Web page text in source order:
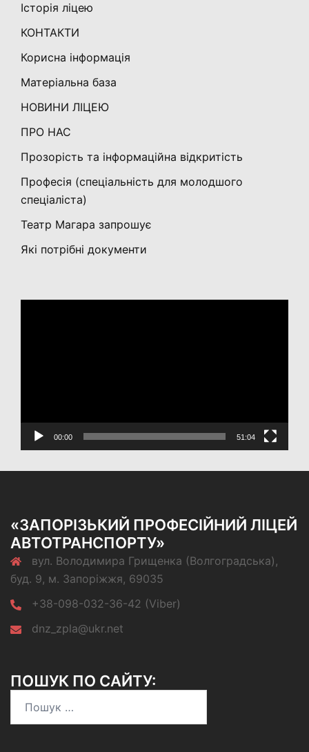
Історія ліцею
КОНТАКТИ
Корисна інформація
Матеріальна база
НОВИНИ ЛІЦЕЮ
ПРО НАС
Прозорість та інформаційна відкритість
Професія (спеціальність для молодшого
спеціаліста)
Театр Магара запрошує
Які потрібні документи
00:00 51:04
«ЗАПОРІЗЬКИЙ ПРОФЕСІЙНИЙ ЛІЦЕЙ
АВТОТРАНСПОРТУ»
вул. Володимира Грищенка (Волгоградська),
буд. 9, м. Запоріжжя, 69035
+38-098-032-36-42 (Viber)
dnz_zpla@ukr.net
ПОШУК ПО САЙТУ: